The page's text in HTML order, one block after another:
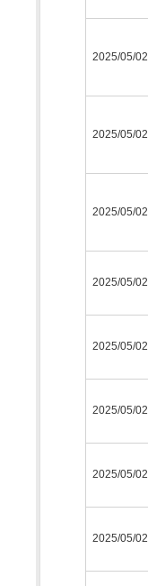
2025/05/02
2025/05/02
2025/05/02
2025/05/02
2025/05/02
2025/05/02
2025/05/02
2025/05/02